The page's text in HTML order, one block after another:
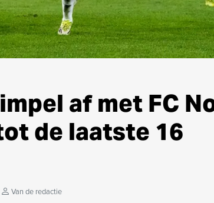
af met FC
de laatste 16
Van de redactie